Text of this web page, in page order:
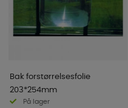
Bak forstørrelsesfolie
203*254mm
På lager